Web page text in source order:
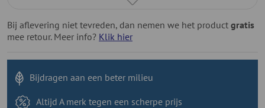
Bij aflevering niet tevreden, dan nemen we het product gratis
mee retour. Meer info? Klik hier
Bijdragen aan een beter milieu
Altijd A merk tegen een scherpe prijs